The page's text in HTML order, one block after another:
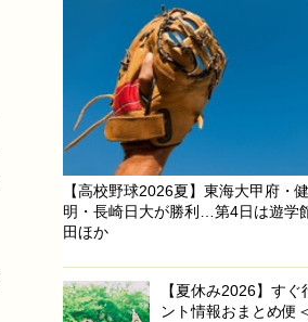
【高校野球2026夏】東海大甲府・
明・長崎日大が勝利…第4日は遊学
田ほか
【夏休み2026】す
ント情報おまとめ便